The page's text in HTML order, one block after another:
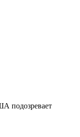
подозревает